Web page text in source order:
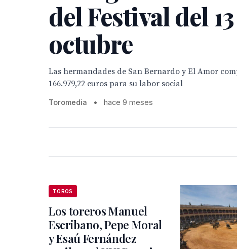
del Festival del
octubre
Las hermandades de San Bernardo y El Amor
166.979,22 euros para su labor social
Toromedia • hace 9 meses
TOROS
Los toreros Manuel
Escribano, Pepe Moral
y Esaú Fernández